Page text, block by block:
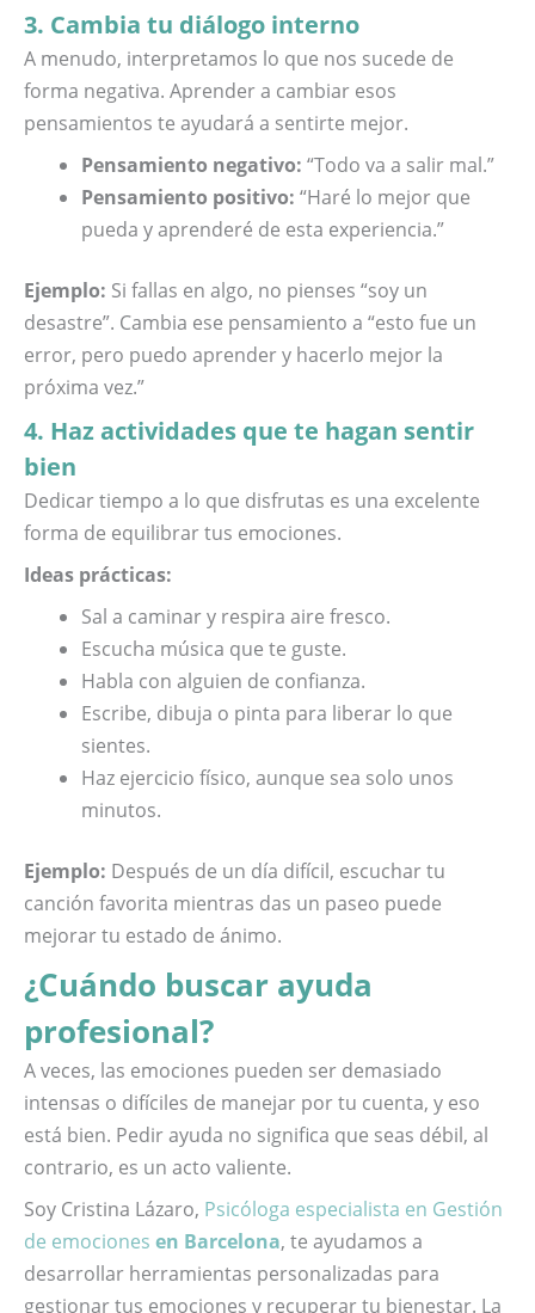
3. Cambia tu diálogo interno
A menudo, interpretamos lo que nos sucede de
forma negativa. Aprender a cambiar esos
pensamientos te ayudará a sentirte mejor.
Pensamiento negativo: “Todo va a salir mal.”
Pensamiento positivo: “Haré lo mejor que
pueda y aprenderé de esta experiencia.”
Ejemplo: Si fallas en algo, no pienses “soy un
desastre”. Cambia ese pensamiento a “esto fue un
error, pero puedo aprender y hacerlo mejor la
próxima vez.”
4. Haz actividades que te hagan sentir
bien
Dedicar tiempo a lo que disfrutas es una excelente
forma de equilibrar tus emociones.
Ideas prácticas:
Sal a caminar y respira aire fresco.
Escucha música que te guste.
Habla con alguien de confianza.
Escribe, dibuja o pinta para liberar lo que
sientes.
Haz ejercicio físico, aunque sea solo unos
minutos.
Ejemplo: Después de un día difícil, escuchar tu
canción favorita mientras das un paseo puede
mejorar tu estado de ánimo.
¿Cuándo buscar ayuda
profesional?
A veces, las emociones pueden ser demasiado
intensas o difíciles de manejar por tu cuenta, y eso
está bien. Pedir ayuda no significa que seas débil, al
contrario, es un acto valiente.
Soy Cristina Lázaro, Psicóloga especialista en Gestión
de emociones en Barcelona, te ayudamos a
desarrollar herramientas personalizadas para
gestionar tus emociones y recuperar tu bienestar. La